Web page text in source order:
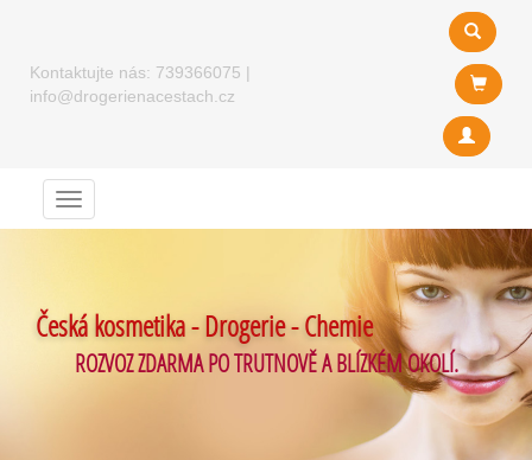
Kontaktujte nás: 739366075 |
info@drogerienacestach.cz
Menu
Česká kosmetika - Drogerie - Chemie
ROZVOZ ZDARMA PO TRUTNOVĚ A BLÍZKÉM OKOLÍ.